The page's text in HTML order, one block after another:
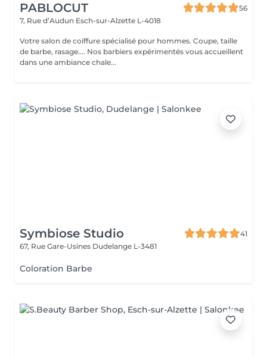
PABLOCUT
56
7, Rue d’Audun Esch-sur-Alzette L-4018
Votre salon de coiffure spécialisé pour hommes. Coupe, taille
de barbe, rasage.... Nos barbiers expérimentés vous accueillent
dans une ambiance chale...
Symbiose Studio
41
67, Rue Gare-Usines Dudelange L-3481
Coloration Barbe